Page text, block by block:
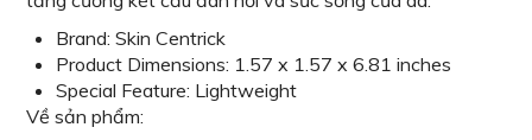
Brand: Skin Centrick
Product Dimensions: 1.57 x 1.57 x 6.81 inches
Special Feature: Lightweight
Về sản phẩm: